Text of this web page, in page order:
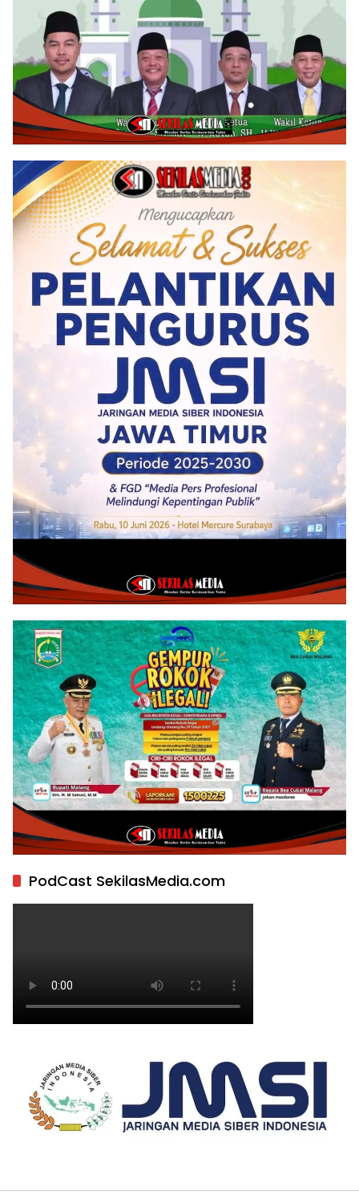
PodCast SekilasMedia.com